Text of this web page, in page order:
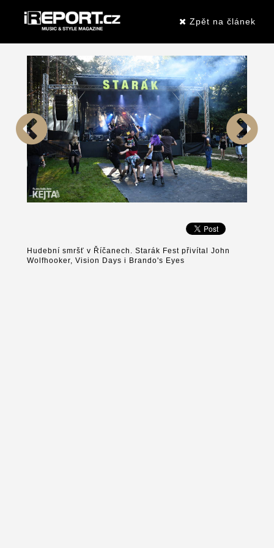
Zpět na článek
Hudební smršť v Říčanech. Starák Fest přivítal John
Wolfhooker, Vision Days i Brando's Eyes